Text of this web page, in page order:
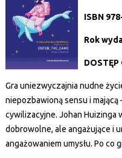
ISBN
Rok
DOSTĘP
Gra uniezwyczajnia nudne
niepozbawioną sensu i
cywilizacyjne. Johan Huizinga
dobrowolne, ale angażujące i
angażowaniem umysłu. Po co